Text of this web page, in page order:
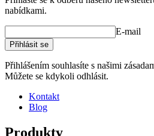
nabídkami.
E-mail
Přihlásit se
Přihlášením souhlasíte s našimi
Můžete se kdykoli odhlásit.
Kontakt
Blog
Produkty